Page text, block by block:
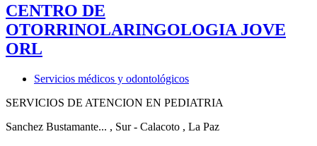
CENTRO DE
OTORRINOLARINGOLOGIA JOVE
ORL
Servicios médicos y odontológicos
SERVICIOS DE ATENCION EN PEDIATRIA
Sanchez Bustamante... , Sur - Calacoto , La Paz